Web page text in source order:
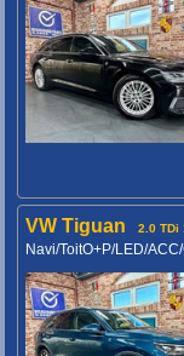
VW Tiguan 2.0 TDi
Navi/ToitO+P/LED/